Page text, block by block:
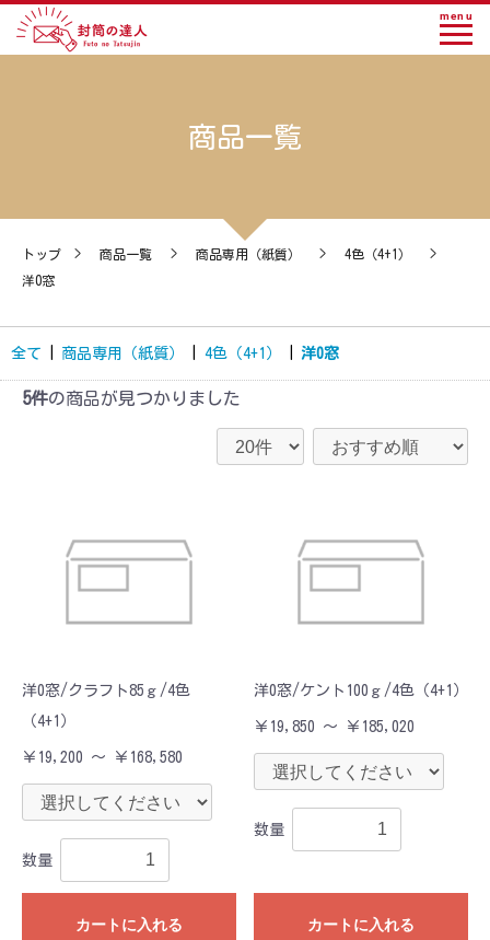
menu
商品一覧
トップ > 商品一覧 > 商品専用（紙質） > 4色（4+1）
>
洋0窓
全て 商品専用（紙質） 4色（4+1） 洋0窓
5件の商品が見つかりました
洋0窓/クラフト85ｇ/4色
（4+1）
￥19,200 ～ ￥168,580
数量
カートに入れる
洋0窓/ケント100ｇ/4色（4+1）
￥19,850 ～ ￥185,020
数量
カートに入れる